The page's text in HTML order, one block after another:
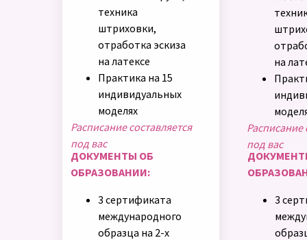
техника
штриховки,
отработка эскиза
на латексе
Практика на 15
индивидуальных
моделях
Расписание составляется
под вас
ДОКУМЕНТЫ ОБ
ОБРАЗОВАНИИ:
3 сертификата
международного
образца на 2-х
на
Расписание
под вас
3